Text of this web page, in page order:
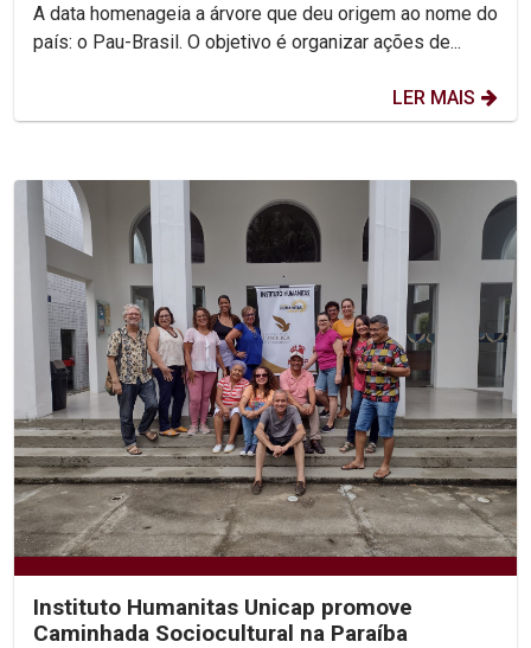
A data homenageia a árvore que deu origem ao nome do
país: o Pau-Brasil. O objetivo é organizar ações de...
LER MAIS
Instituto Humanitas Unicap promove
Caminhada Sociocultural na Paraíba